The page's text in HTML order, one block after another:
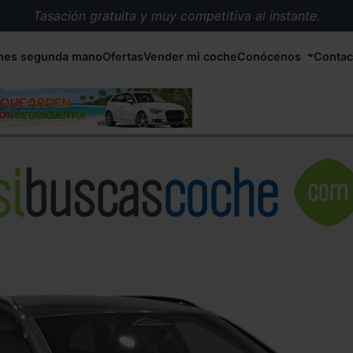
Tasación gratuita y muy competitiva al instante.
Más de 5.000 conductores satisfechos.
Buscamos el coche que tu quieras.
Recogemos tu coche en cualquier parte de España.
Compramos tu coche. Pago inmediato.
segunda manoOfertasVender mi cocheConócenos